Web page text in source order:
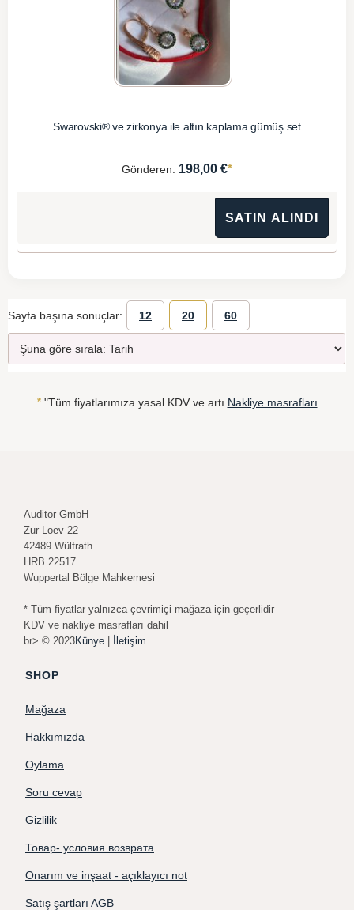
Swarovski® ve zirkonya ile altın kaplama gümüş set
Gönderen: 198,00 €*
SATIN ALINDI
Sayfa başına sonuçlar: 12 20 60
*"Tüm fiyatlarımıza yasal KDV ve artı Nakliye masrafları
Auditor GmbH
Zur Loev 22
42489 Wülfrath
HRB 22517
Wuppertal Bölge Mahkemesi
* Tüm fiyatlar yalnızca çevrimiçi mağaza için geçerlidir
KDV ve nakliye masrafları dahil
br> © 2023Künye | İletişim
SHOP
Mağaza
Hakkımızda
Oylama
Soru cevap
Gizlilik
Товар- условия возврата
Onarım ve inşaat - açıklayıcı not
Satış şartları AGB